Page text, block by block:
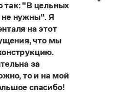
слова
так: "В цельных
не нужны". Я
на этот
что мы
за
то и на мой
спасибо!